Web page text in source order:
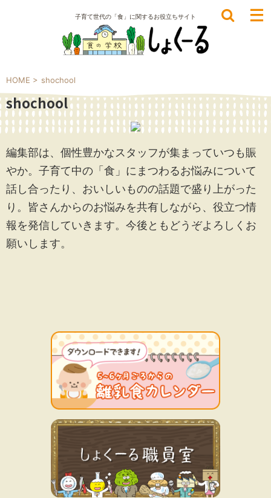
子育て世代の「食」に関するお役立ちサイト
HOME > shochool
shochool
編集部は、個性豊かなスタッフが集まっていつも賑
やか。子育て中の「食」にまつわるお悩みについて
話し合ったり、おいしいものの話題で盛り上がった
り。皆さんからのお悩みを共有しながら、役立つ情
報を発信していきます。今後ともどうぞよろしくお
願いします。